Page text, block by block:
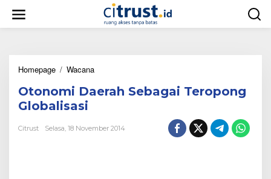
w
Homepage / Wacana
o
m
i
Otonomi Daerah Sebagai Teropong
Globalisasi
Citrust Selasa, 18 November 2014